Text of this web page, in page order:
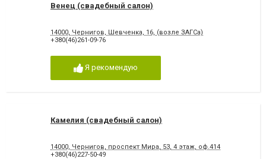
Венец (свадебный салон)
14000, Чернигов, Шевченка, 16, (возле ЗАГСа)
+380(46)261-09-76
Я рекомендую
Камелия (свадебный салон)
14000, Чернигов, проспект Мира, 53, 4 этаж, оф.414
+380(46)227-50-49